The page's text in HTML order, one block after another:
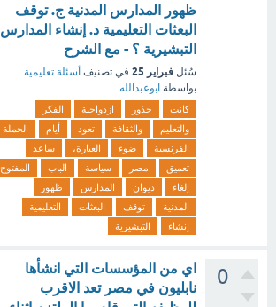
ظهور المدارس المدنية ج. توقف
البعثات التعليمية د. إنشاء المدارس
التبشيرية ؟ - مع الشرح
سُئل فبراير 25 في تصنيف أسئلة تعليمية
بواسطة ابوعبدالله
كانت جذور ازدواجية
الفكر
والتعليم
والثقافة تعود أيام
الحملة
الفرنسية
ضوء العبارة،
ساعد
تعميق
مصر سياسة الباب
المفتوح
إلغاء
ديوان المدارس
ظهور
المدنية
توقف البعثات
التعليمية
إنشاء
التبشيرية
0
اي من المؤسسات التي انشأها
نابليون في مصر تعد الاقرب